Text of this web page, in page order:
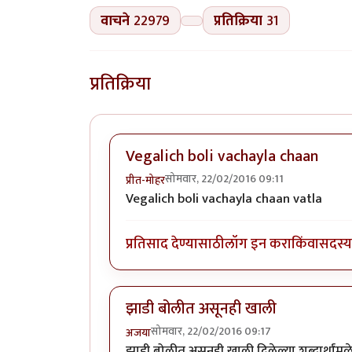
वाचने 22979 प्रतिक्रिया 31
प्रतिक्रिया
Vegalich boli vachayla chaan
प्रीत-मोहरसोमवार, 22/02/2016 09:11
Vegalich boli vachayla chaan vatla
प्रतिसाद देण्यासाठीलॉग इन कराकिंवासदस्य
झाडी बोलीत असूनही खाली
अजयासोमवार, 22/02/2016 09:17